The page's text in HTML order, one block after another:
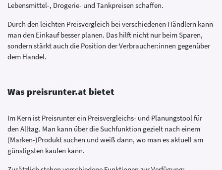
Lebensmittel-, Drogerie- und Tankpreisen schaffen.
Durch den leichten Preisvergleich bei verschiedenen Händlern kann
man den Einkauf besser planen. Das hilft nicht nur beim Sparen,
sondern stärkt auch die Position der Verbraucher:innen gegenüber
dem Handel.
Was preisrunter.at bietet
Im Kern ist Preisrunter ein Preisvergleichs- und Planungstool für
den Alltag. Man kann über die Suchfunktion gezielt nach einem
(Marken-)Produkt suchen und weiß dann, wo man es aktuell am
günstigsten kaufen kann.